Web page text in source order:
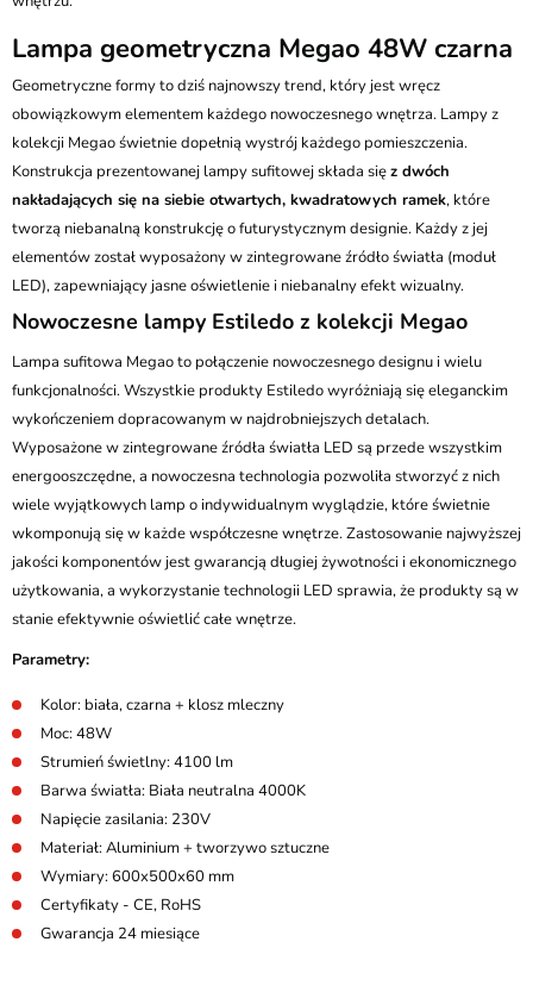
Lampa geometryczna Megao 48W czarna
Geometryczne formy to dziś najnowszy trend, który jest wręcz
obowiązkowym elementem każdego nowoczesnego wnętrza. Lampy z
kolekcji Megao świetnie dopełnią wystrój każdego pomieszczenia.
Konstrukcja prezentowanej lampy sufitowej składa sięz dwóch
nakładających się na siebie otwartych, kwadratowych ramek, które
tworzą niebanalną konstrukcję o futurystycznym designie. Każdy z jej
elementów został wyposażony w zintegrowane źródło światła (moduł
LED), zapewniający jasne oświetlenie i niebanalny efekt wizualny.
Nowoczesne lampy Estiledo z kolekcji Megao
Lampa sufitowa Megao to połączenie nowoczesnego designu i wielu
funkcjonalności. Wszystkie produkty Estiledo wyróżniają się eleganckim
wykończeniem dopracowanym w najdrobniejszych detalach.
Wyposażone w zintegrowane źródła światła LED są przede wszystkim
energooszczędne, a nowoczesna technologia pozwoliła stworzyć z nich
wiele wyjątkowych lamp o indywidualnym wyglądzie, które świetnie
wkomponują się w każde współczesne wnętrze. Zastosowanie najwyższej
jakości komponentów jest gwarancją długiej żywotności i ekonomicznego
użytkowania, a wykorzystanie technologii LED sprawia, że produkty są w
stanie efektywnie oświetlić całe wnętrze.
Parametry:
Kolor: biała, czarna + klosz mleczny
Moc: 48W
Strumień świetlny: 4100 lm
Barwa światła: Biała neutralna 4000K
Napięcie zasilania: 230V
Materiał: Aluminium + tworzywo sztuczne
Wymiary: 600x500x60 mm
Certyfikaty - CE, RoHS
Gwarancja 24 miesiące